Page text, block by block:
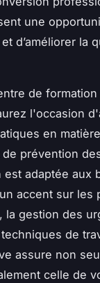
une
d’améliorer la
de
l'occasion
en
prévention
est adaptée aux
accent sur les
la gestion des
de
assure non
celle de